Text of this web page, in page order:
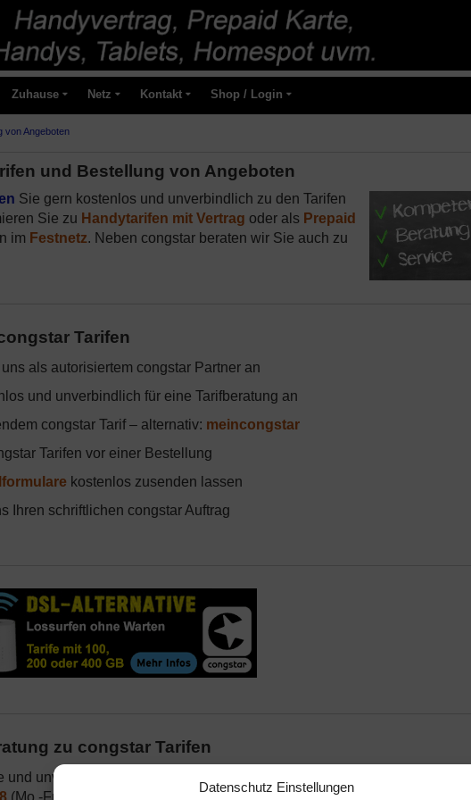
Datenschutz Einstellungen
Zuhause Netz Kontakt Shop / Login
von Angeboten
und Bestellung von Angeboten
Sie gern kostenlos und unverbindlich zu den Tarifen
Sie zu Handytarifen mit Vertrag oder als Prepaid
im Festnetz. Neben congstar beraten wir Sie auch zu
Tarifen
als autorisiertem congstar Partner an
und unverbindlich für eine Tarifberatung an
congstar Tarif – alternativ: meincongstar
Tarifen vor einer Bestellung
kostenlos zusenden lassen
Ihren schriftlichen congstar Auftrag
zu congstar Tarifen
unverbindliche Tarifberatung? Unsere Hotline erreichen Sie unter der
(Mo.-Fr. 7:30-22 / Sa. 8-22 / So. + Feiertag 10-22 Uhr) oder Sie nutzen den